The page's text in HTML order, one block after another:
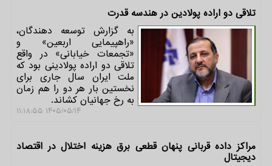
تلاقی دو اراده پولادین در هندسه قدرت
به گزارش توسعه دهندگان،
«راهپیمایی اربعین» و
«تجمعات خیابانی» در واقع
تلاقی دو اراده پولادینی بود که
ملت ایران سال جاری برای
نخستین بار هر دو را هم زمان
به رخ جهانیان کشاند.
۱۴۰۵/۰۵/۱۴ ۱۱:۱۸:۵۵
مراکز داده قربانی پنهان قطعی برق هزینه اختلال در اقتصاد
دیجیتال